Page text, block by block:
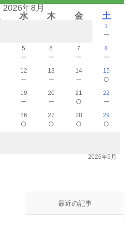
2026年8月
水 木 金 土
1
－
5
－
6
－
7
－
8
－
12
－
13
－
14
－
15
○
19
－
20
－
21
○
22
－
26
○
27
○
28
○
29
○
2026年9月
最近の記事